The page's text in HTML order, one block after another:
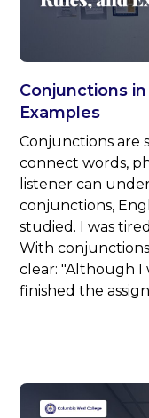
Conjunctions
Examples
Conjunctions are
connect words,
listener can
conjunctions,
studied. I was
With
clear: "Although I
finished the